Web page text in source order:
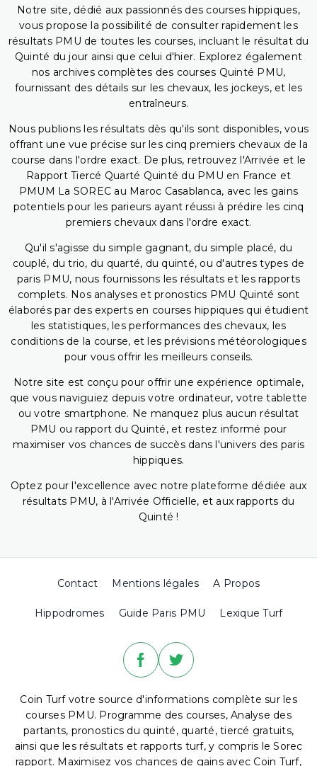
Notre site, dédié aux passionnés des courses hippiques,
vous propose la possibilité de consulter rapidement les
résultats PMU de toutes les courses, incluant le résultat du
Quinté du jour ainsi que celui d'hier. Explorez également
nos archives complètes des courses Quinté PMU,
fournissant des détails sur les chevaux, les jockeys, et les
entraîneurs.
Nous publions les résultats dès qu'ils sont disponibles, vous
offrant une vue précise sur les cinq premiers chevaux de la
course dans l'ordre exact. De plus, retrouvez l'Arrivée et le
Rapport Tiercé Quarté Quinté du PMU en France et
PMUM La SOREC au Maroc Casablanca, avec les gains
potentiels pour les parieurs ayant réussi à prédire les cinq
premiers chevaux dans l'ordre exact.
Qu'il s'agisse du simple gagnant, du simple placé, du
couplé, du trio, du quarté, du quinté, ou d'autres types de
paris PMU, nous fournissons les résultats et les rapports
complets. Nos analyses et pronostics PMU Quinté sont
élaborés par des experts en courses hippiques qui étudient
les statistiques, les performances des chevaux, les
conditions de la course, et les prévisions météorologiques
pour vous offrir les meilleurs conseils.
Notre site est conçu pour offrir une expérience optimale,
que vous naviguiez depuis votre ordinateur, votre tablette
ou votre smartphone. Ne manquez plus aucun résultat
PMU ou rapport du Quinté, et restez informé pour
maximiser vos chances de succès dans l'univers des paris
hippiques.
Optez pour l'excellence avec notre plateforme dédiée aux
résultats PMU, à l'Arrivée Officielle, et aux rapports du
Quinté !
Contact Mentions légales A Propos
Hippodromes Guide Paris PMU Lexique Turf
Coin Turf votre source d'informations complète sur les
courses PMU. Programme des courses, Analyse des
partants, pronostics du quinté, quarté, tiercé gratuits,
ainsi que les résultats et rapports turf, y compris le Sorec
rapport. Maximisez vos chances de gains avec Coin Turf,